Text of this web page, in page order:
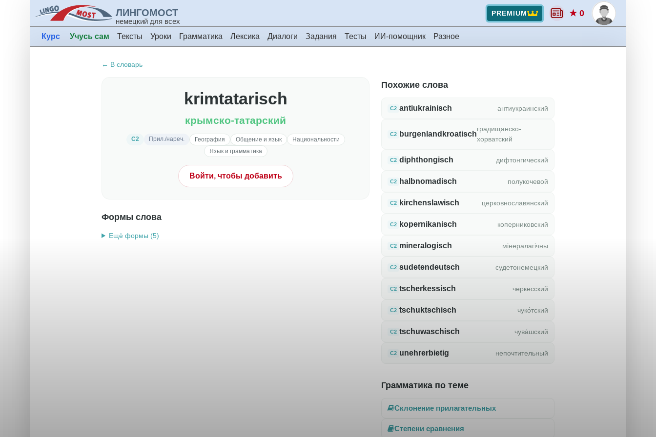
ЛИНГОМОСТ
немецкий для всех
PREMIUM ★ 0
Курс Учусь сам Тексты Уроки Грамматика Лексика Диалоги Задания Тесты ИИ-помощник Разное
← В словарь
krimtatarisch
крымско-татарский
C2 Прил./нареч. География Общение и язык
Национальности
Язык и грамматика
Войти, чтобы добавить
Формы слова
Ещё формы (5)
Похожие слова
C2 antiukrainisch антиукраинский
C2 burgenlandkroatisch
градищанско-
хорватский
C2 diphthongisch дифтонгический
C2 halbnomadisch полукочевой
C2 kirchenslawisch церковнославянский
C2 kopernikanisch коперниковский
C2 mineralogisch мінералагічны
C2 sudetendeutsch судетонемецкий
C2 tscherkessisch черкесский
C2 tschuktschisch чуко́тский
C2 tschuwaschisch чува́шский
C2 unehrerbietig непочтительный
Грамматика по теме
Склонение прилагательных
Степени сравнения